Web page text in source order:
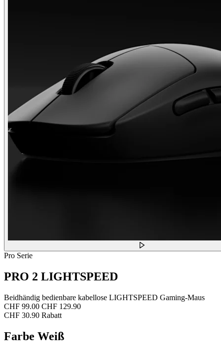
Pro Serie
PRO 2 LIGHTSPEED
Beidhändig bedienbare kabellose LIGHTSPEED Gaming-Maus
CHF 99.00 CHF 129.90
CHF 30.90 Rabatt
Farbe Weiß